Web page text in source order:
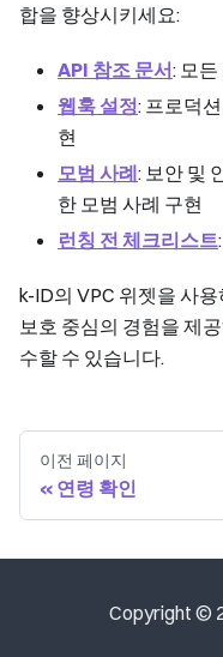
합을 향상시키세요:
API 참조 문서: 모
웹훅 설정: 프로덕
현
모범 사례: 보안 및
한 모범 사례 구현
런칭 전 체크리스트
k-ID의 VPC 위젯을 사
보호 중심의 경험을 제
수할 수 있습니다.
이전 페이지
연령 확인
Copyright ©